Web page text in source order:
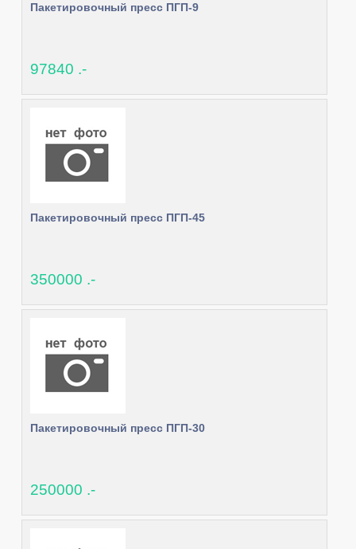
Пакетировочный пресс ПГП-9
97840 .-
Пакетировочный пресс ПГП-45
350000 .-
Пакетировочный пресс ПГП-30
250000 .-